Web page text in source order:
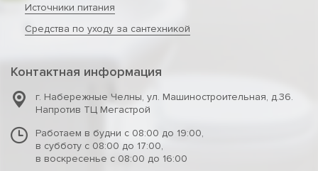
Источники питания
Средства по уходу за сантехникой
Контактная информация
г. Набережные Челны, ул. Машиностроительная, д.36.
Напротив ТЦ Мегастрой
Работаем в будни с 08:00 до 19:00,
в субботу с 08:00 до 17:00,
в воскресенье с 08:00 до 16:00